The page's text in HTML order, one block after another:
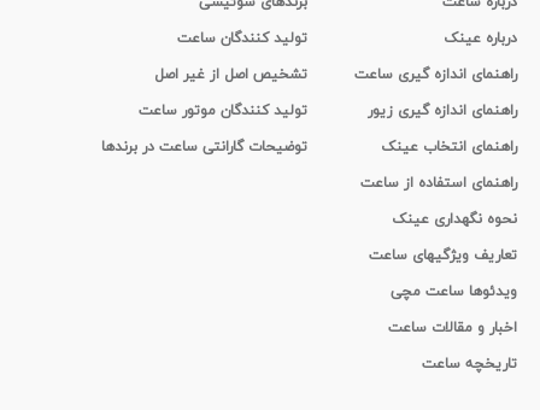
درباره عینک
راهنمای اندازه گیری ساعت
راهنمای اندازه گیری زیور
راهنمای انتخاب عینک
راهنمای استفاده از ساعت
نحوه نگهداری عینک
تعاریف ویژگیهای ساعت
ویدئوها ساعت مچی
اخبار و مقالات ساعت
تاریخچه ساعت
تولید کنندگان ساعت
تشخیص اصل از غیر اصل
تولید کنندگان موتور ساعت
توضیحات گارانتی ساعت در برندها